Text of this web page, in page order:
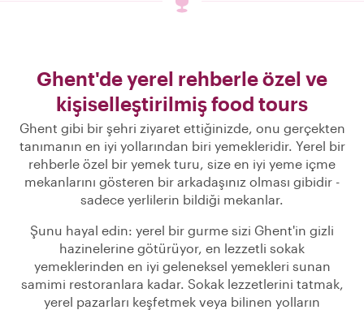
Ghent'de yerel rehberle özel ve
kişiselleştirilmiş food tours
Ghent gibi bir şehri ziyaret ettiğinizde, onu gerçekten
tanımanın en iyi yollarından biri yemekleridir. Yerel bir
rehberle özel bir yemek turu, size en iyi yeme içme
mekanlarını gösteren bir arkadaşınız olması gibidir -
sadece yerlilerin bildiği mekanlar.
Şunu hayal edin: yerel bir gurme sizi Ghent'in gizli
hazinelerine götürüyor, en lezzetli sokak
yemeklerinden en iyi geleneksel yemekleri sunan
samimi restoranlara kadar. Sokak lezzetlerini tatmak,
yerel pazarları keşfetmek veya bilinen yolların